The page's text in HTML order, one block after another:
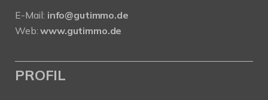
E-Mail: info@gutimmo.de
Web:www.gutimmo.de
PROFIL